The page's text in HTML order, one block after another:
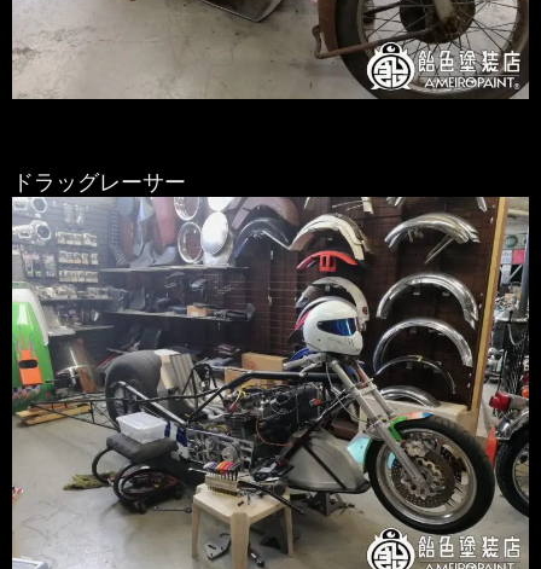
ドラッグレーサー